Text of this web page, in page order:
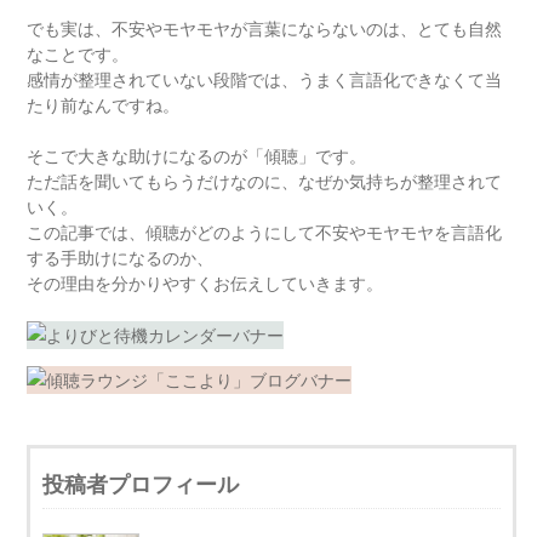
でも実は、不安やモヤモヤが言葉にならないのは、とても自然
なことです。
感情が整理されていない段階では、うまく言語化できなくて当
たり前なんですね。
そこで大きな助けになるのが「傾聴」です。
ただ話を聞いてもらうだけなのに、なぜか気持ちが整理されて
いく。
この記事では、傾聴がどのようにして不安やモヤモヤを言語化
する手助けになるのか、
その理由を分かりやすくお伝えしていきます。
投稿者プロフィール